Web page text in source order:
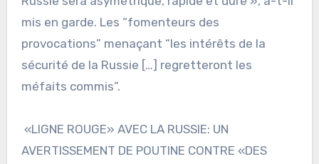
mis en garde. Les “fomenteurs des
provocations” menaçant “les intérêts de la
sécurité de la Russie […] regretteront les
méfaits commis”.
«LIGNE ROUGE» AVEC LA RUSSIE: UN
AVERTISSEMENT DE POUTINE CONTRE «DES